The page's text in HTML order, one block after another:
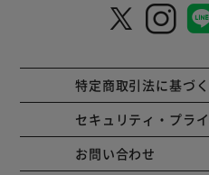
特定商取引法に基づ
セキュリティ・プラ
お問い合わせ